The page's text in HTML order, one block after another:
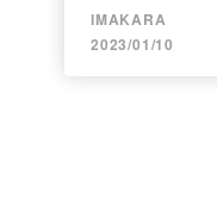
新ステージ
IMAKARA
2023/01/10